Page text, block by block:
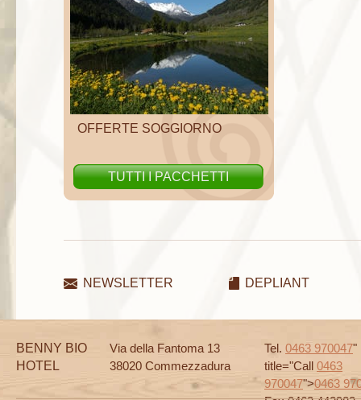
OFFERTE SOGGIORNO
TUTTI I PACCHETTI
NEWSLETTER DEPLIANT
BENNY BIO
HOTEL
Via della Fantoma 13
38020 Commezzadura
Tel. 0463 970047"
title="Call 0463
970047">0463